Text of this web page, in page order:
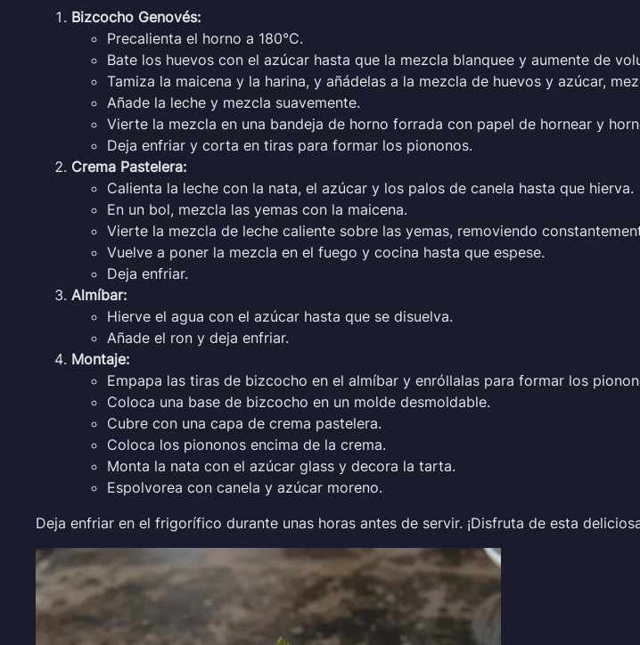
Bizcocho Genovés:
Precalienta el horno a 180°C.
Bate los huevos con el azúcar hasta que la mezcla blanquee y aumente de
Tamiza la maicena y la harina, y añádelas a la mezcla de huevos y azúcar,
Añade la leche y mezcla suavemente.
Vierte la mezcla en una bandeja de horno forrada con papel de hornear y
Deja enfriar y corta en tiras para formar los piononos.
Crema Pastelera:
Calienta la leche con la nata, el azúcar y los palos de canela hasta que hierva.
En un bol, mezcla las yemas con la maicena.
Vierte la mezcla de leche caliente sobre las yemas, removiendo
Vuelve a poner la mezcla en el fuego y cocina hasta que espese.
Deja enfriar.
Almíbar:
Hierve el agua con el azúcar hasta que se disuelva.
Añade el ron y deja enfriar.
Montaje:
Empapa las tiras de bizcocho en el almíbar y enróllalas para formar los
Coloca una base de bizcocho en un molde desmoldable.
Cubre con una capa de crema pastelera.
Coloca los piononos encima de la crema.
Monta la nata con el azúcar glass y decora la tarta.
Espolvorea con canela y azúcar moreno.
Deja enfriar en el frigorífico durante unas horas antes de servir. ¡Disfruta de esta